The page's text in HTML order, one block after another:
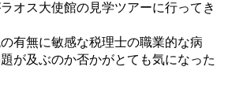
オス大使館の見学ツアーに行ってき
有無に敏感な税理士の職業的な病
が及ぶのか否かがとても気になった